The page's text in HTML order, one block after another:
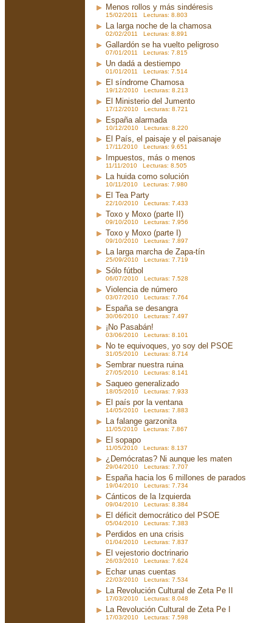
Menos rollos y más sindéresis
15/02/2011 Lecturas: 8.803
La larga noche de la chamosa
02/02/2011 Lecturas: 8.891
Gallardón se ha vuelto peligroso
07/01/2011 Lecturas: 7.815
Un dadá a destiempo
01/01/2011 Lecturas: 7.514
El síndrome Chamosa
19/12/2010 Lecturas: 8.213
El Ministerio del Jumento
17/12/2010 Lecturas: 8.721
España alarmada
10/12/2010 Lecturas: 8.220
El País, el paisaje y el paisanaje
17/11/2010 Lecturas: 9.651
Impuestos, más o menos
11/11/2010 Lecturas: 8.505
La huida como solución
10/11/2010 Lecturas: 7.980
El Tea Party
22/10/2010 Lecturas: 7.433
Toxo y Moxo (parte II)
09/10/2010 Lecturas: 7.956
Toxo y Moxo (parte I)
09/10/2010 Lecturas: 7.897
La larga marcha de Zapa-tín
25/09/2010 Lecturas: 7.719
Sólo fútbol
06/07/2010 Lecturas: 7.528
Violencia de número
03/07/2010 Lecturas: 7.764
España se desangra
30/06/2010 Lecturas: 7.497
¡No Pasabán!
03/06/2010 Lecturas: 8.101
No te equivoques, yo soy del PSOE
31/05/2010 Lecturas: 8.714
Sembrar nuestra ruina
27/05/2010 Lecturas: 8.141
Saqueo generalizado
18/05/2010 Lecturas: 7.933
El país por la ventana
14/05/2010 Lecturas: 7.883
La falange garzonita
11/05/2010 Lecturas: 7.867
El sopapo
11/05/2010 Lecturas: 8.137
¿Demócratas? Ni aunque les maten
29/04/2010 Lecturas: 7.707
España hacia los 6 millones de parados
19/04/2010 Lecturas: 7.734
Cánticos de la Izquierda
09/04/2010 Lecturas: 8.384
El déficit democrático del PSOE
05/04/2010 Lecturas: 7.383
Perdidos en una crisis
01/04/2010 Lecturas: 7.837
El vejestorio doctrinario
26/03/2010 Lecturas: 7.624
Echar unas cuentas
22/03/2010 Lecturas: 7.534
La Revolución Cultural de Zeta Pe II
17/03/2010 Lecturas: 8.048
La Revolución Cultural de Zeta Pe I
17/03/2010 Lecturas: 7.598